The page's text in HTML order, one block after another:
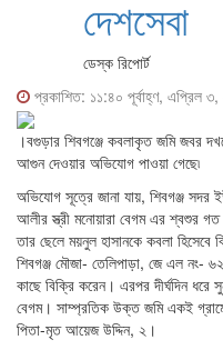
দেশসেবা
ডেস্ক রিপোর্ট
প্রকাশিত: ১১:৪০ পূর্বাহ্ণ, এপ্রিল
।বগুড়ার শিবগঞ্জে কবলাকৃত জমি জবর
আগুন দেওয়ার অভিযোগ পাওয়া গেছে৷
অভিযোগ সূত্রে জানা যায়, শিবগঞ্জ সদর
আলীর স্ত্রী মনোয়ারা বেগম এর শ্বশুর
তার ছেলে ময়নুল হাসানকে কবলা
শিবগঞ্জ মৌজা- তেলিপাড়া, জে এল নং-
কাছে বিক্রি করেন। এরপর দীর্ঘদিন
বেগম। সাম্প্রতিক উক্ত জমি একই
পিতা-মৃত আয়েজ উদ্দিন, ২।